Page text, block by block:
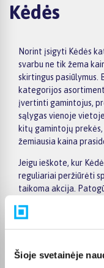
Šioje svetainėje
Kėdės
Norint įsigyti Kėdės
svarbu ne tik žema
skirtingus pasiūlymus.
kategorijos
įvertinti gamintojus,
sąlygas vienoje
kitų gamintojų prekės,
žemiausia kaina
Jeigu ieškote, kur
reguliariai peržiūrėti
taikoma akcija.
todėl greičiau rasite
puslapyje pateikiama
sąlygas.